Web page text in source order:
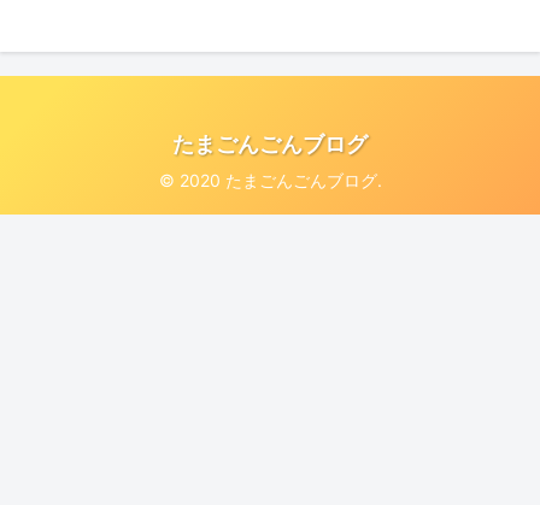
たまごんごんブログ
© 2020 たまごんごんブログ.